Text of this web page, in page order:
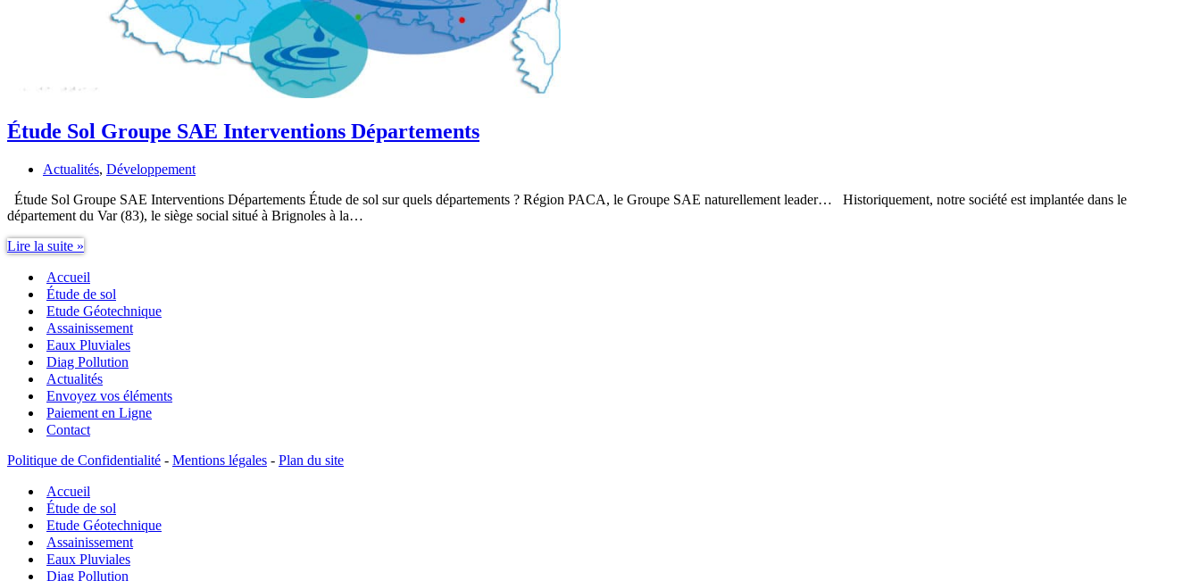
Étude Sol Groupe SAE Interventions Départements
Actualités, Développement
Étude Sol Groupe SAE Interventions Départements Étude de sol sur quels départements ? Région PACA, le Groupe SAE naturellement leader… Historiquement, notre société est implantée dans le
département du Var (83), le siège social situé à Brignoles à la…
Lire la suite »
Groupe
SAE
Interventions
Départements
Accueil
Étude de sol
Etude Géotechnique
Assainissement
Eaux Pluviales
Diag Pollution
Actualités
Envoyez vos éléments
Paiement en Ligne
Contact
Politique de Confidentialité - Mentions légales - Plan du site
Accueil
Étude de sol
Etude Géotechnique
Assainissement
Eaux Pluviales
Diag Pollution